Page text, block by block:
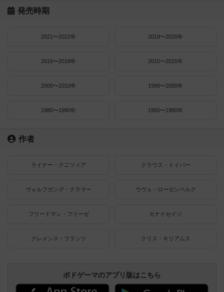
発売時期
2021〜2022年 2019〜2020年
2016〜2018年 2010〜2015年
2000〜2010年 1990〜2000年
1980〜1990年 1950〜1980年
作者
ライナー・クニツィア クラウス・トイバー
ヴォルフガング・クラマー ウヴェ・ローゼンベルク
フリードマン・フリーゼ カナイセイジ
クレメンス・フランツ クリス・キリアムス
ボドゲーマのアプリ版はこちら